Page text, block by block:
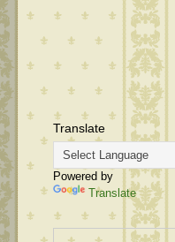
Translate
Powered by
Translate